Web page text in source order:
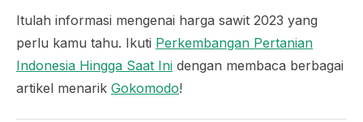
Itulah informasi mengenai harga sawit 2023 yang
perlu kamu tahu. Ikuti Perkembangan Pertanian
Indonesia Hingga Saat Ini dengan membaca berbagai
artikel menarik Gokomodo!